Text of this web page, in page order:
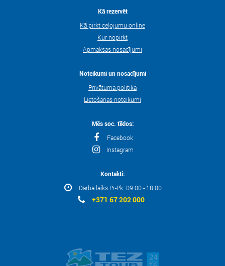
Kā rezervēt
Kā pirkt ceļojumu online
Kur nopirkt
Apmaksas nosacījumi
Noteikumi un nosacījumi
Privātuma politika
Lietošanas noteikumi
Mēs soc. tīklos:
Facebook
Instagram
Kontakti:
Darba laiks Pr-Pk: 09:00 - 18:00
+371 67 202 000